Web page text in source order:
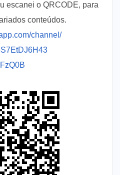
escanei o QRCODE, para
conteúdos.
channel/